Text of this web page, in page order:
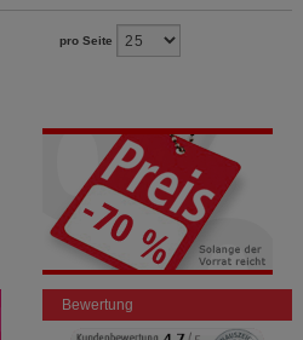
pro Seite
Bewertung